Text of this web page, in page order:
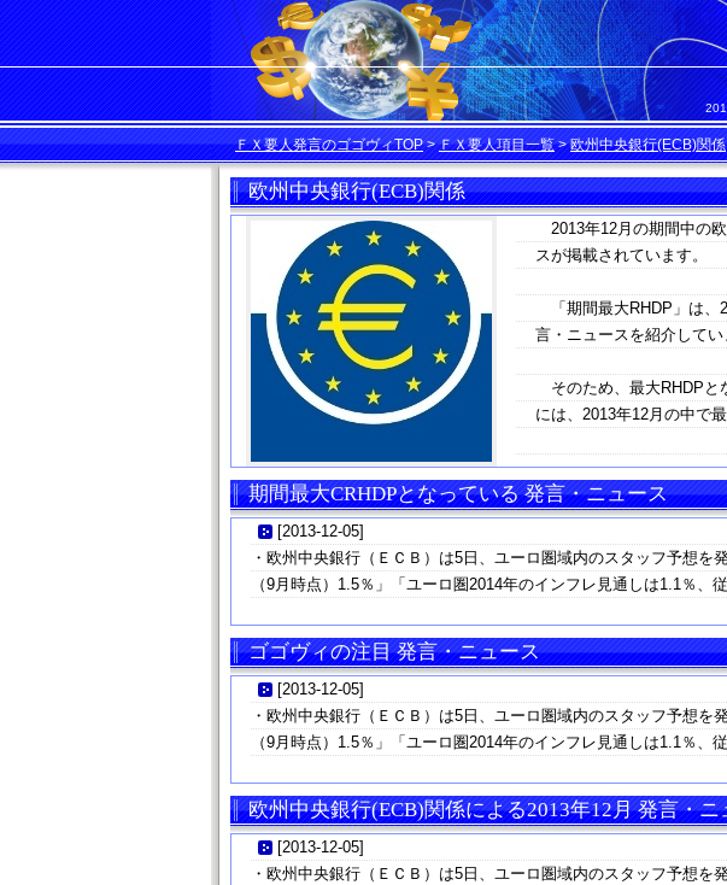
ＦＸ要人発言のゴゴヴィTOP>ＦＸ要人項目一覧>欧州中央銀行(ECB)関係
欧州中央銀行(ECB)関係
2013年12月の期間中の
スが掲載されています。
「期間最大RHDP」は、
言・ニュースを紹介してい
そのため、最大RHDPと
には、2013年12月の中で
期間最大CRHDPとなっている 発言・ニュース
[2013-12-05]
・欧州中央銀行（ＥＣＢ）は5日、ユーロ圏域内のスタッフ予想
（9月時点）1.5％」「ユーロ圏2014年のインフレ見通しは1.1％、
ゴゴヴィの注目 発言・ニュース
[2013-12-05]
・欧州中央銀行（ＥＣＢ）は5日、ユーロ圏域内のスタッフ予想
（9月時点）1.5％」「ユーロ圏2014年のインフレ見通しは1.1％、
欧州中央銀行(ECB)関係による2013年12月 発言・ニ
[2013-12-05]
・欧州中央銀行（ＥＣＢ）は5日、ユーロ圏域内のスタッフ予想